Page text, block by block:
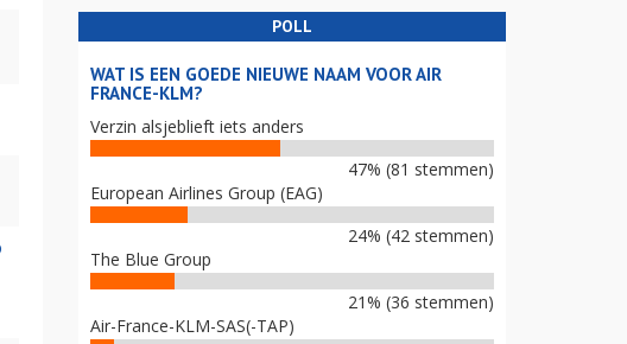
POLL
WAT IS EEN GOEDE NIEUWE NAAM VOOR AIR
FRANCE-KLM?
Verzin alsjeblieft iets anders
47% (81 stemmen)
European Airlines Group (EAG)
24% (42 stemmen)
The Blue Group
21% (36 stemmen)
Air-France-KLM-SAS(-TAP)